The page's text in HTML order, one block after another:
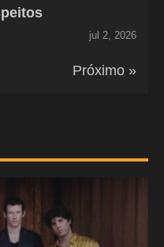
jul 2, 2026
Próximo »